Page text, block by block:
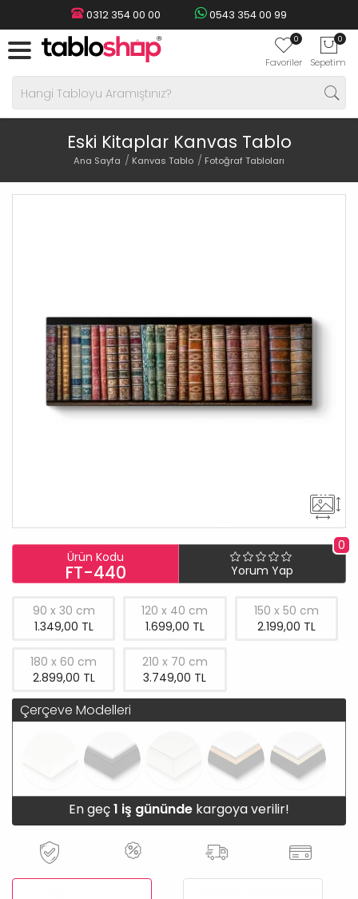
0312 354 00 00 0543 354 00 99
0
Favoriler
0
Sepetim
Eski Kitaplar Kanvas Tablo
Ana Sayfa Kanvas Tablo Fotoğraf Tabloları
Ürün Kodu
FT-440
0
Yorum Yap
90 x 30 cm
1.349,00 TL
120 x 40 cm
1.699,00 TL
150 x 50 cm
2.199,00 TL
180 x 60 cm
2.899,00 TL
210 x 70 cm
3.749,00 TL
Çerçeve Modelleri
En geç1 iş gününde kargoya verilir!